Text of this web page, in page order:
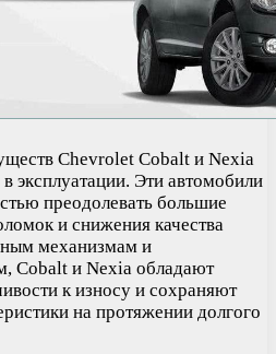
Chevrolet Cobalt и Nexia
в эксплуатации. Эти автомобили
преодолевать большие
и снижения качества
механизмам и
Cobalt и Nexia обладают
к износу и сохраняют
на протяжении долгого